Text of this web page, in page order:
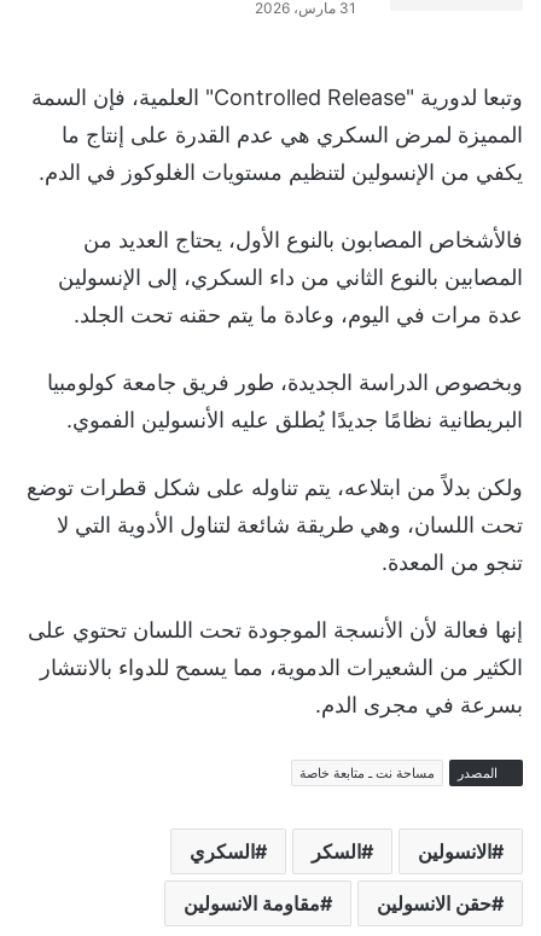
31 مارس، 2026
وتبعا لدورية "Controlled Release" العلمية، فإن السمة
المميزة لمرض السكري هي عدم القدرة على إنتاج ما
يكفي من الإنسولين لتنظيم مستويات الغلوكوز في الدم.
فالأشخاص المصابون بالنوع الأول، يحتاج العديد من
المصابين بالنوع الثاني من داء السكري، إلى الإنسولين
عدة مرات في اليوم، وعادة ما يتم حقنه تحت الجلد.
وبخصوص الدراسة الجديدة، طور فريق جامعة كولومبيا
البريطانية نظامًا جديدًا يُطلق عليه الأنسولين الفموي.
ولكن بدلاً من ابتلاعه، يتم تناوله على شكل قطرات توضع
تحت اللسان، وهي طريقة شائعة لتناول الأدوية التي لا
تنجو من المعدة.
إنها فعالة لأن الأنسجة الموجودة تحت اللسان تحتوي على
الكثير من الشعيرات الدموية، مما يسمح للدواء بالانتشار
بسرعة في مجرى الدم.
المصدر مساحة نت ـ متابعة خاصة
الانسولين السكر السكري
حقن الانسولين مقاومة الانسولين